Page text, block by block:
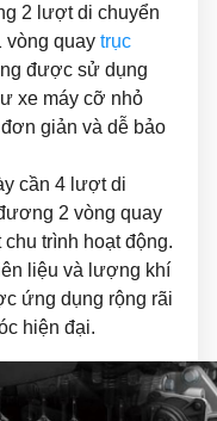
2 lượt di chuyển
quay trục
được sử dụng
xe máy cỡ nhỏ
giản và dễ bảo
cần 4 lượt di
2 vòng quay
trình hoạt động.
liệu và lượng khí
ứng dụng rộng rãi
hiện đại.